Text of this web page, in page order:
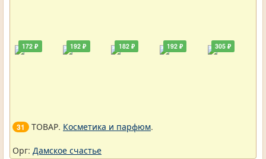
172 ₽ 192 ₽ 182 ₽ 192 ₽ 305 ₽
31 ТОВАР. Косметика и парфюм.
Орг: Дамское счастье